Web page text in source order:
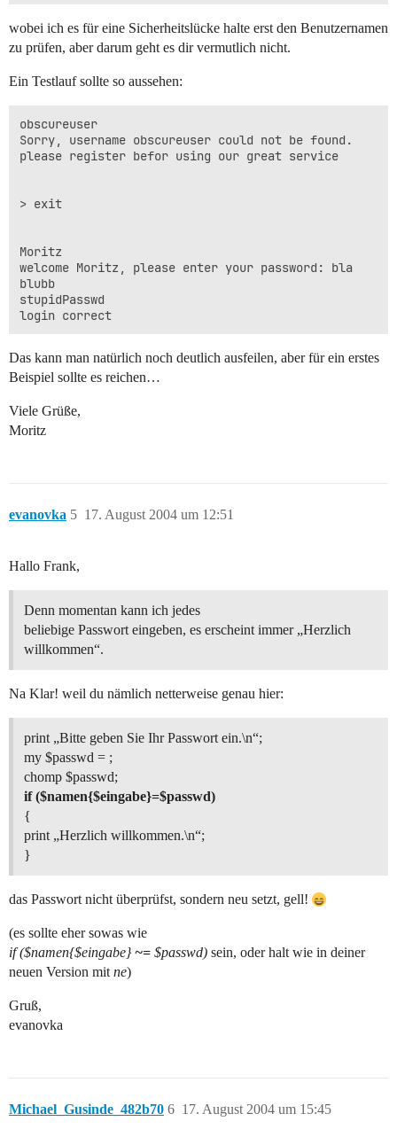
wobei ich es für eine Sicherheitslücke halte erst den Benutzernamen
zu prüfen, aber darum geht es dir vermutlich nicht.
Ein Testlauf sollte so aussehen:
obscureuser
Sorry, username obscureuser could not be found.
please register befor using our great service
> exit
Moritz
welcome Moritz, please enter your password: bla
blubb
stupidPasswd
Das kann man natürlich noch deutlich ausfeilen, aber für ein erstes
Beispiel sollte es reichen…
Viele Grüße,
Moritz
evanovka 17. August 2004 um 12:51
5
Hallo Frank,
Denn momentan kann ich jedes
beliebige Passwort eingeben, es erscheint immer „Herzlich
willkommen“.
Na Klar! weil du nämlich netterweise genau hier:
print „Bitte geben Sie Ihr Passwort ein.\n“;
my $passwd = ;
chomp $passwd;
if ($namen{$eingabe}=$passwd)
{
print „Herzlich willkommen.\n“;
}
das Passwort nicht überprüfst, sondern neu setzt, gell!
(es sollte eher sowas wie
if ($namen{$eingabe}~= $passwd) sein, oder halt wie in deiner
neuen Version mit ne)
Gruß,
evanovka
Michael_Gusinde_482b70 17. August 2004 um 15:45
6